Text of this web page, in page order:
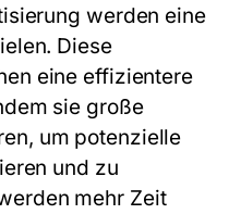
werden eine
Diese
eine effizientere
sie große
um potenzielle
und zu
mehr Zeit